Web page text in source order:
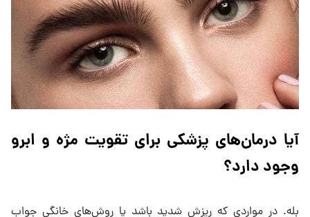
آیا درمان‌های پزشکی برای تقویت مژه و ابرو
وجود دارد؟
بله. در مواردی که ریزش شدید باشد یا روش‌های خانگی جواب